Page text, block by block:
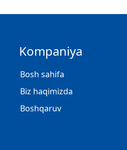
Kompaniya
Bosh sahifa
Biz haqimizda
Boshqaruv